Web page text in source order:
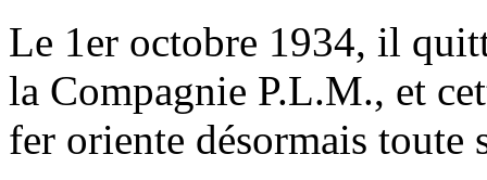
Le 1er octobre 1934, il
la Compagnie P.L.M., et
fer oriente désormais toute